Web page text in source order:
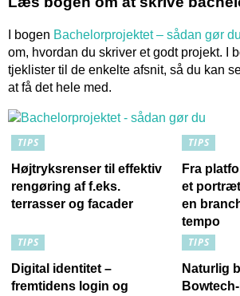
I bogen Bachelorprojektet – sådan gør
om, hvordan du skriver et godt projekt. I
tjeklister til de enkelte afsnit, så du kan
at få det hele med.
TIPS
Højtryksrenser til effektiv
rengøring af f.eks.
terrasser og facader
TIPS
Fra
et
en
tempo
TIPS
Digital identitet –
fremtidens login og
TIPS
Naturlig